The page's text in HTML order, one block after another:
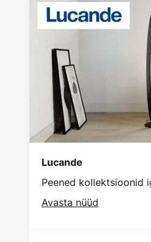
Lucande
Peened kollektsioonid
Avasta nüüd